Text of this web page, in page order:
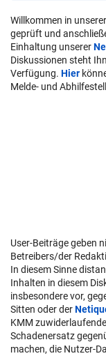
Willkommen in
geprüft und
Einhaltung unserer
Diskussionen steht
Verfügung. Hier
Melde- und
User-Beiträge geben
Betreibers/der
In diesem Sinne
Inhalten in diesem
insbesondere vor,
Sitten oder der
KMM
Schadenersatz
machen, die Nutzer-